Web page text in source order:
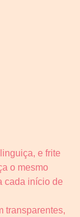
e frite
o mesmo
cada início de
transparentes,